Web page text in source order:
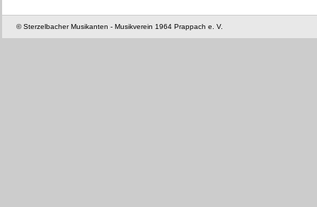
© Sterzelbacher Musikanten - Musikverein 1964 Prappach e. V.